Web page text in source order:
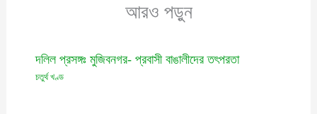
আরও পড়ুন
দলিল প্রসঙ্গঃ মুজিবনগর- প্রবাসী বাঙালীদের তৎপরতা
চতুর্থ খণ্ড